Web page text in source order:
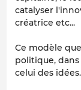
catalyser
créatrice etc...
Ce modèle
politique,
celui des